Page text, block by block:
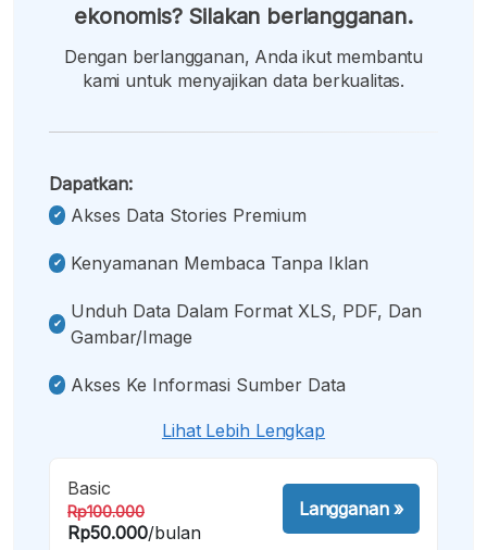
ekonomis? Silakan berlangganan.
Dengan berlangganan, Anda ikut membantu
kami untuk menyajikan data berkualitas.
Dapatkan:
Akses Data Stories Premium
Kenyamanan Membaca Tanpa Iklan
Unduh Data Dalam Format XLS, PDF, Dan
Gambar/image
Akses Ke Informasi Sumber Data
Lihat Lebih Lengkap
Basic
Rp100.000
Rp50.000/bulan
Langganan»